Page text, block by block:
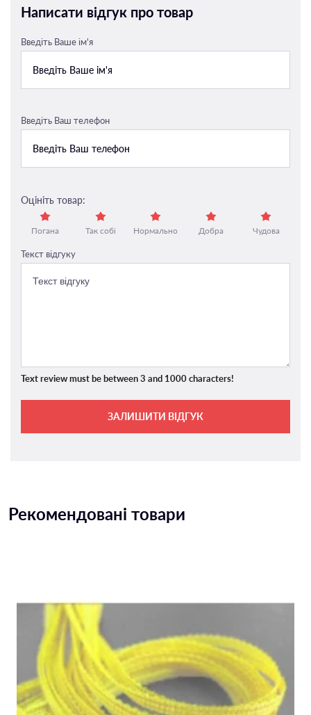
Написати відгук про товар
Введіть Ваше ім'я
Введіть Ваш телефон
Оцініть товар:
Погана Так собі Нормально Добра Чудова
Текст відгуку
Text review must be between 3 and 1000 characters!
ЗАЛИШИТИ ВІДГУК
Рекомендовані товари